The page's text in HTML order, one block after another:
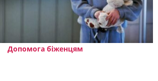
Допомога біженцям